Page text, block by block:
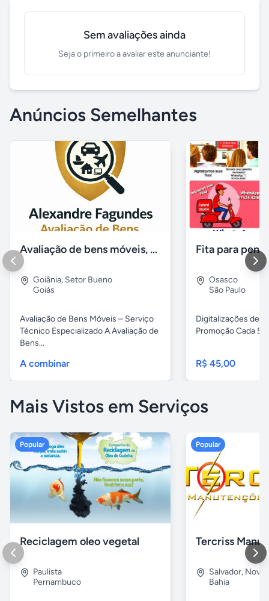
Sem avaliações ainda
Seja o primeiro a avaliar este anunciante!
Anúncios Semelhantes
Avaliação de bens móveis, Avaliação patrimônial
Goiânia, Setor Bueno
Goiás
Avaliação de Bens Móveis – Serviço
Técnico Especializado A Avaliação de
Bens...
A combinar
Osasco
São Paulo
Digitalizações de
Promoção Cada 5
R$ 45,00
Mais Vistos em Serviços
Popular
Reciclagem oleo vegetal
Paulista
Pernambuco
Popular
Salvador, Nova
Bahia